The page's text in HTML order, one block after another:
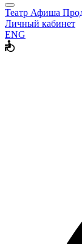
Театр Афиша
Личный кабинет
ENG